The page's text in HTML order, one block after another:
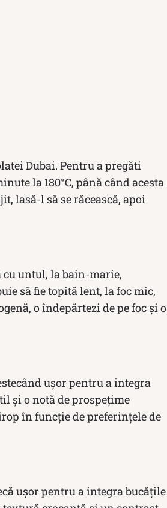
Dubai. Pentru a pregăti
la 180°C, până când acesta
lasă-l să se răcească, apoi
cu untul, la bain-marie,
să fie topită lent, la foc mic,
o îndepărtezi de pe foc și o
ușor pentru a integra
și o notă de prospețime
în funcție de preferințele de
ușor pentru a integra bucățile